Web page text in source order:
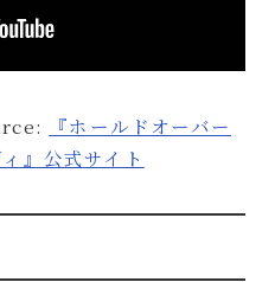
『ホールドオーバー
』公式サイト